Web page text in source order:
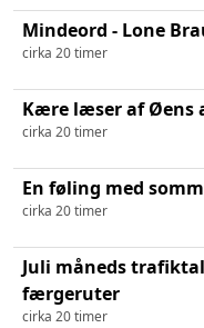
Mindeord - Lone
cirka 20 timer
Kære læser af Øens
cirka 20 timer
En føling med
cirka 20 timer
Juli måneds
færgeruter
cirka 20 timer